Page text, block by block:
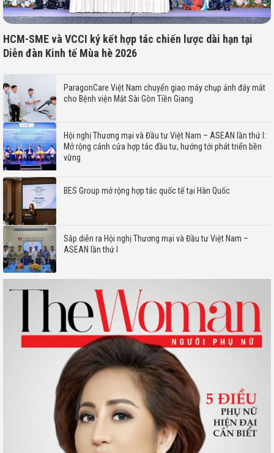
Nguyễn Thu Len: ”Xây dựng nhân hiệu – Bí quyết thành
công”
năng lực “doanh nhân toàn cầu”
thưởng Nhà lãnh đạo tiêu biểu ASEAN 2024
Bác sĩ “runner” Nguyễn Thanh Dũng: “Làm sao cá nhân hoá
vẻ đẹp trong điều trị nha khoa?”
CEO Cấn Xuân Đồng đại diện Jonux Châu Á nhận vinh danh
Top 10 Thương hiệu Tín nhiệm Quốc gia 2024